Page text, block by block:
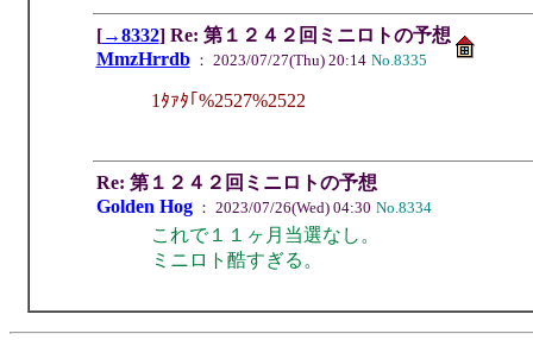
[→8332] Re: 第１２４２回ミニロトの予想
MmzHrrdb： 2023/07/27(Thu) 20:14 No.8335
1ﾀｧﾀ｢%2527%2522
Re: 第１２４２回ミニロトの予想
Golden Hog： 2023/07/26(Wed) 04:30 No.8334
これで１１ヶ月当選なし。
ミニロト酷すぎる。